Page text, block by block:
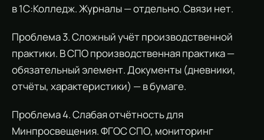
в 1С:Колледж. Журналы — отдельно. Связи нет.
Проблема 3. Сложный учёт производственной
практики. В СПО производственная практика —
обязательный элемент. Документы (дневники,
отчёты, характеристики) — в бумаге.
Проблема 4. Слабая отчётность для
Минпросвещения. ФГОС СПО, мониторинг